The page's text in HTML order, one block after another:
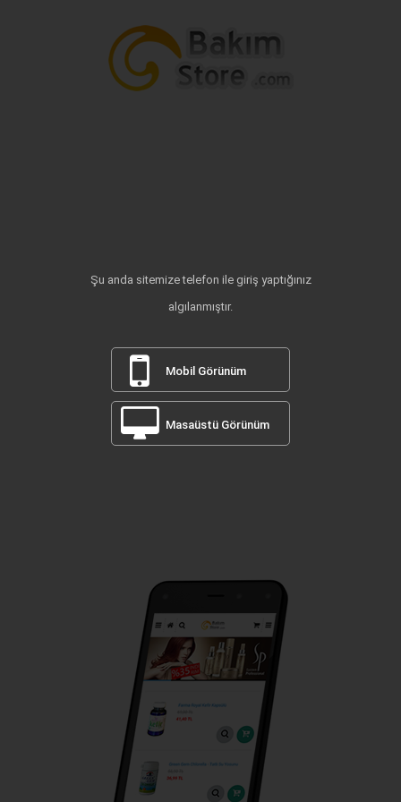
Şu anda sitemize telefon ile giriş yaptığınız
algılanmıştır.
Mobil Görünüm
Masaüstü Görünüm